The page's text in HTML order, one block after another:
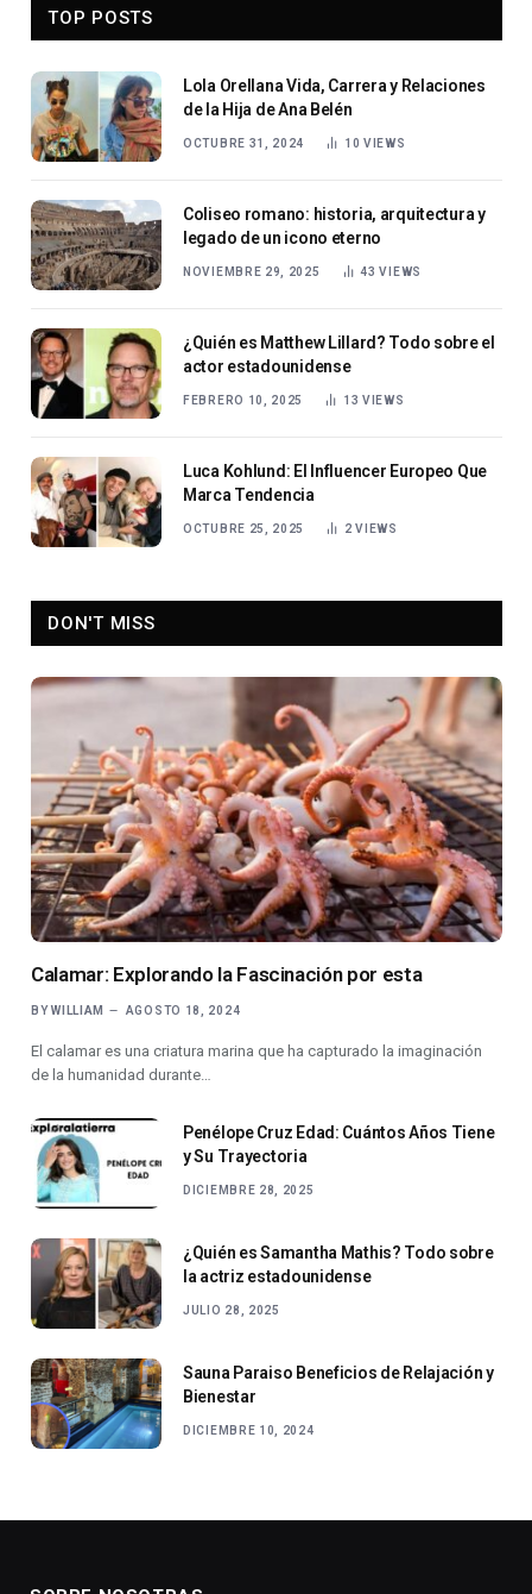
TOP POSTS
Lola Orellana Vida, Carrera y Relaciones
de la Hija de Ana Belén
OCTUBRE 31, 2024 10VIEWS
Coliseo romano: historia, arquitectura y
legado de un icono eterno
NOVIEMBRE 29, 2025 43VIEWS
¿Quién es Matthew Lillard? Todo sobre el
actor estadounidense
FEBRERO 10, 2025 13VIEWS
Luca Kohlund: El Influencer Europeo Que
Marca Tendencia
OCTUBRE 25, 2025 2VIEWS
DON'T MISS
Calamar: Explorando la Fascinación por esta
BY WILLIAM AGOSTO 18, 2024
El calamar es una criatura marina que ha capturado la imaginación
de la humanidad durante…
Penélope Cruz Edad: Cuántos Años Tiene
y Su Trayectoria
DICIEMBRE 28, 2025
¿Quién es Samantha Mathis? Todo sobre
la actriz estadounidense
JULIO 28, 2025
Sauna Paraiso Beneficios de Relajación y
Bienestar
DICIEMBRE 10, 2024